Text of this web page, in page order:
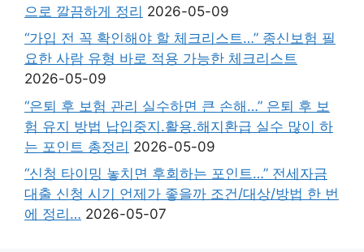
으로 깔끔하게 정리 2026-05-09
“가입 전 꼭 확인해야 할 체크리스트…” 종신보험 필
요한 사람 유형 바로 적용 가능한 체크리스트
2026-05-09
“은퇴 후 보험 관리 실수하면 큰 손해…” 은퇴 후 보
험 유지 방법 납입중지.활용.해지환급 실수 많이 하
는 포인트 총정리 2026-05-09
“신청 타이밍 놓치면 후회하는 포인트…” 전세자금
대출 신청 시기 언제가 좋을까 조건/대상/방법 한 번
에 정리… 2026-05-07